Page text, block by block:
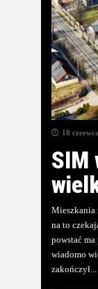
18
SIM
Mieszkania
na to
powstać
wiadomo
zakończył